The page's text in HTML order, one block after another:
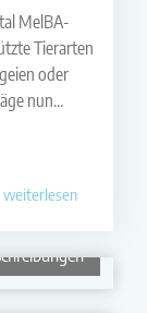
MelBA-
Tierarten
oder
nun
weiterlesen